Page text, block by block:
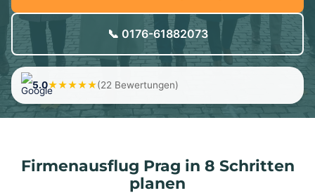
📞 0176-61882073
5.0★★★★★(22 Bewertungen)
Firmenausflug Prag in 8 Schritten
planen